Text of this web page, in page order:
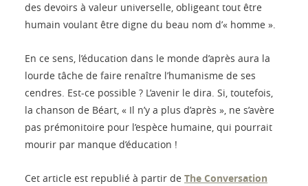
des devoirs à valeur universelle, obligeant tout être
humain voulant être digne du beau nom d’« homme ».
En ce sens, l’éducation dans le monde d’après aura la
lourde tâche de faire renaître l’humanisme de ses
cendres. Est-ce possible ? L’avenir le dira. Si, toutefois,
la chanson de Béart, « Il n’y a plus d’après », ne s’avère
pas prémonitoire pour l’espèce humaine, qui pourrait
mourir par manque d’éducation !
Cet article est republié à partir de The Conversation